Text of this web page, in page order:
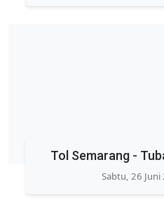
Tol Semarang -
Sabtu, 26